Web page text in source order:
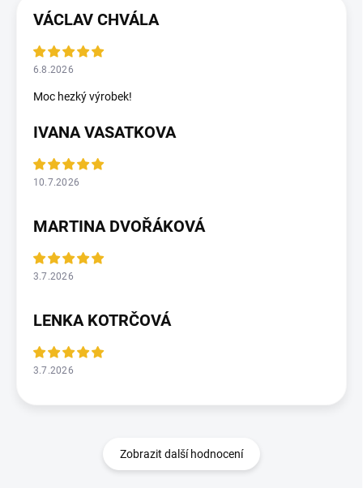
VÁCLAV CHVÁLA
6.8.2026
Moc hezký výrobek!
IVANA VASATKOVA
10.7.2026
MARTINA DVOŘÁKOVÁ
3.7.2026
LENKA KOTRČOVÁ
3.7.2026
Zobrazit další hodnocení